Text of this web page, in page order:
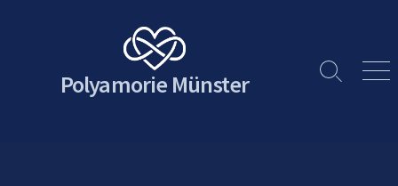
Polyamorie Münster
Search